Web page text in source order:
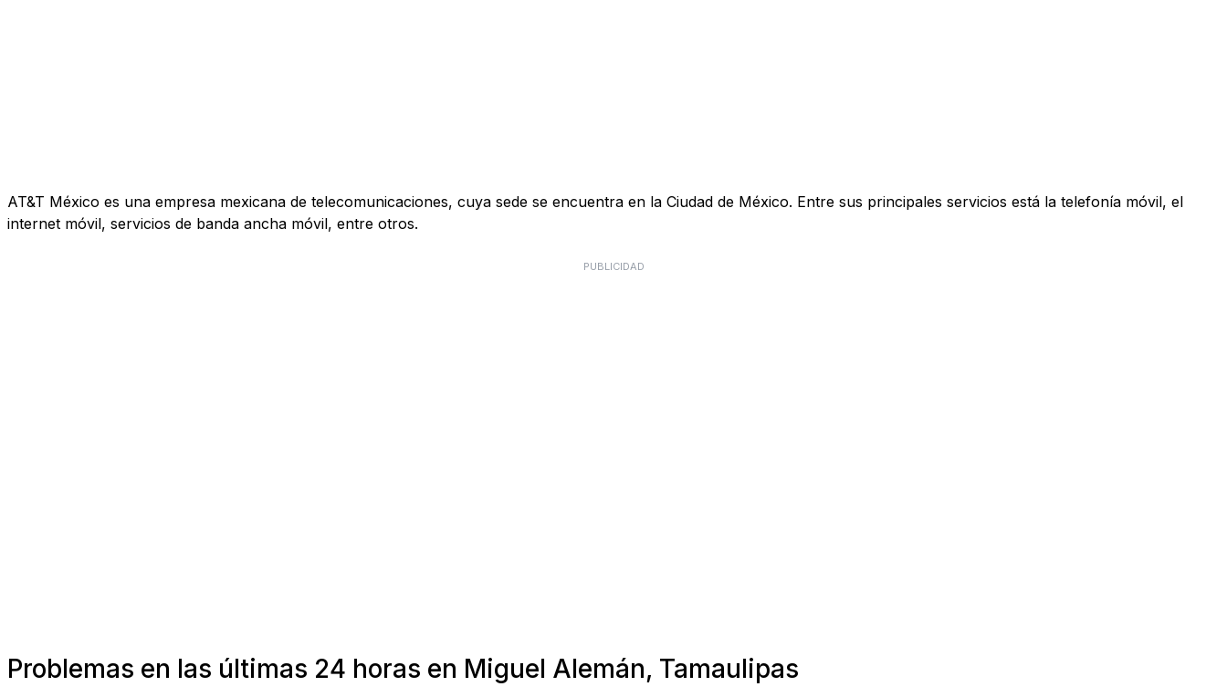
AT&T México es una empresa mexicana de telecomunicaciones, cuya sede se encuentra en la Ciudad de México. Entre sus principales servicios está la telefonía móvil, el
internet móvil, servicios de banda ancha móvil, entre otros.
PUBLICIDAD
Problemas en las últimas 24 horas en Miguel Alemán, Tamaulipas